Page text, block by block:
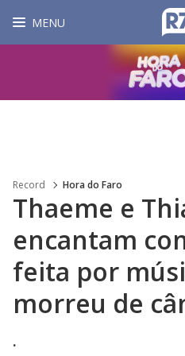
MENU
Record Hora do Faro
Thaeme e
encantam
feita por
morreu de
.